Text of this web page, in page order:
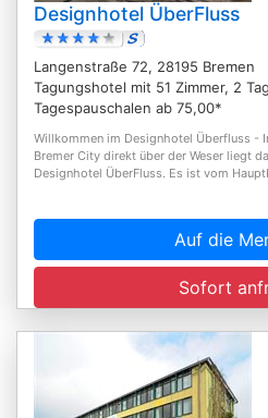
Designhotel ÜberFluss
Langenstraße 72, 28195 Bremen
Tagungshotel mit 51 Zimmer, 2
Tagespauschalen ab 75,00*
Willkommen im Designhotel Überfluss -
Bremer City direkt über der Weser liegt
Designhotel ÜberFluss. Es ist vom
Auf die
Sofort